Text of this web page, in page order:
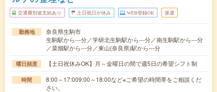
交通費別途支給あり 土日祝日が休み WEB登録OK 派遣
勤務地
奈良県生駒市
生駒駅から---分／学研北生駒駅から---分／南生駒駅から---分
／菜畑駅から---分／東山(奈良県)駅から---分
曜日頻度 【土日祝休みOK】月～金曜日の間で週5日の希望シフト制
時間
8:00～17:009:00～18:00など※ご希望の時間帯をご相談くだ
さい。